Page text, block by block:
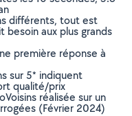
différents, tout est
besoin aux plus grands
première réponse à
sur 5* indiquent
qualité/prix
réalisée sur un
(Février 2024)